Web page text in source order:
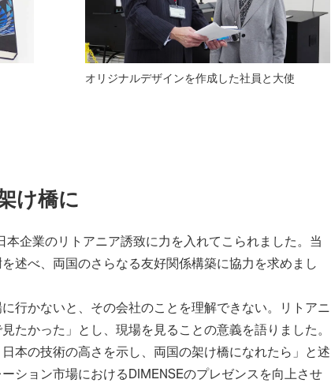
オリジナルデザインを作成した社員と大使
け橋に
企業のリトアニア誘致に力を入れてこられました。当
述べ、両国のさらなる友好関係構築に協力を求めまし
行かないと、その会社のことを理解できない。リトアニ
たかった」とし、現場を見ることの意義を語りました。
本の技術の高さを示し、両国の架け橋になれたら」と述
ション市場におけるDIMENSEのプレゼンスを向上させ